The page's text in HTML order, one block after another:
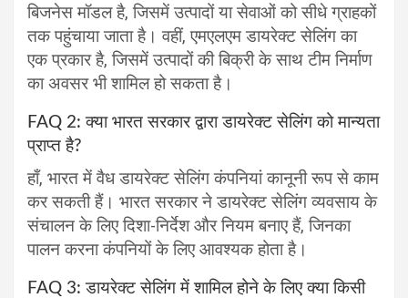
बिजनेस मॉडल है, जिसमें उत्पादों या सेवाओं को सीधे ग्राहकों
तक पहुंचाया जाता है। वहीं, एमएलएम डायरेक्ट सेलिंग का
एक प्रकार है, जिसमें उत्पादों की बिक्री के साथ टीम निर्माण
का अवसर भी शामिल हो सकता है।
FAQ 2: क्या भारत सरकार द्वारा डायरेक्ट सेलिंग को मान्यता
प्राप्त है?
हाँ, भारत में वैध डायरेक्ट सेलिंग कंपनियां कानूनी रूप से काम
कर सकती हैं। भारत सरकार ने डायरेक्ट सेलिंग व्यवसाय के
संचालन के लिए दिशा-निर्देश और नियम बनाए हैं, जिनका
पालन करना कंपनियों के लिए आवश्यक होता है।
FAQ 3: डायरेक्ट सेलिंग में शामिल होने के लिए क्या किसी